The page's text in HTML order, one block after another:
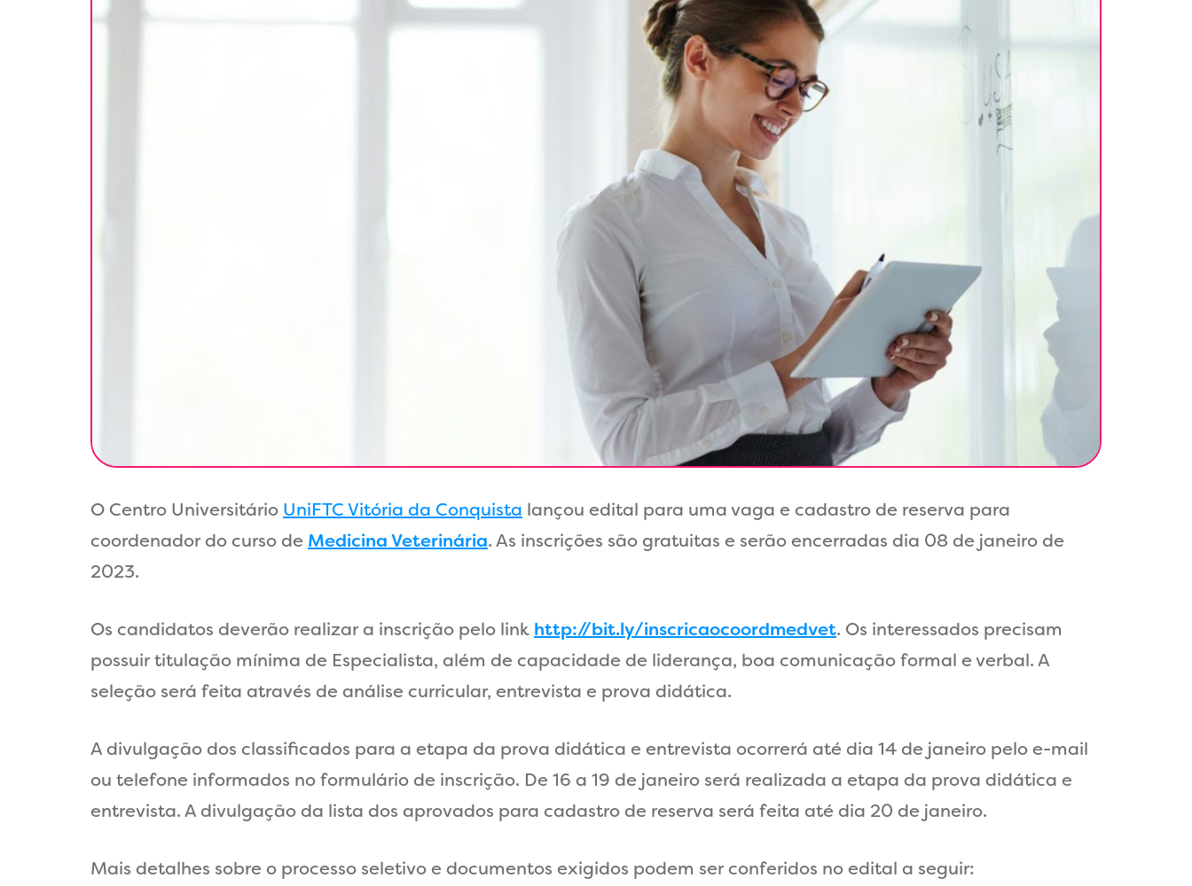
O Centro Universitário UniFTC Vitória da Conquista lançou edital para uma vaga e cadastro de reserva para
coordenador do curso de Medicina Veterinária. As inscrições são gratuitas e serão encerradas dia 08 de janeiro de
2023.
Os candidatos deverão realizar a inscrição pelo link http://bit.ly/inscricaocoordmedvet. Os interessados precisam
possuir titulação mínima de Especialista, além de capacidade de liderança, boa comunicação formal e verbal. A
seleção será feita através de análise curricular, entrevista e prova didática.
A divulgação dos classificados para a etapa da prova didática e entrevista ocorrerá até dia 14 de janeiro pelo e-mail
ou telefone informados no formulário de inscrição. De 16 a 19 de janeiro será realizada a etapa da prova didática e
entrevista. A divulgação da lista dos aprovados para cadastro de reserva será feita até dia 20 de janeiro.
Mais detalhes sobre o processo seletivo e documentos exigidos podem ser conferidos no edital a seguir: